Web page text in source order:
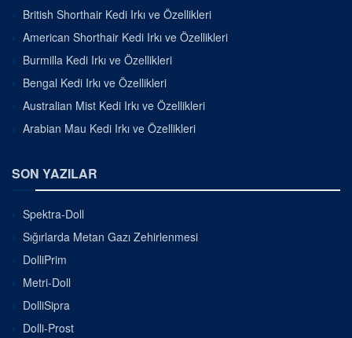
British Shorthair Kedi Irkı ve Özellikleri
American Shorthair Kedi Irkı ve Özellikleri
Burmilla Kedi Irkı ve Özellikleri
Bengal Kedi Irkı ve Özellikleri
Australian Mist Kedi Irkı ve Özellikleri
Arabian Mau Kedi Irkı ve Özellikleri
SON YAZILAR
Spektra-Doll
Sığırlarda Metan Gazı Zehirlenmesi
DolliPrim
Metri-Doll
DolliSipra
Dolli-Prost